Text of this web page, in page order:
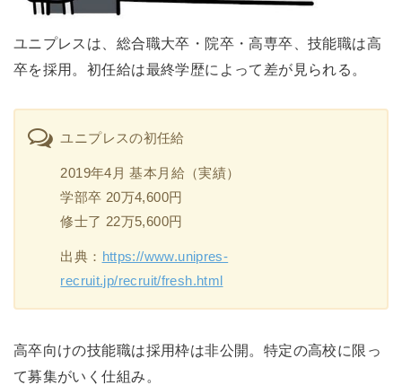
ユニプレスは、総合職大卒・院卒・高専卒、技能職は高
卒を採用。初任給は最終学歴によって差が見られる。
ユニプレスの初任給
2019年4月 基本月給（実績）
学部卒 20万4,600円
修士了 22万5,600円
出典： https://www.unipres-
recruit.jp/recruit/fresh.html
高卒向けの技能職は採用枠は非公開。特定の高校に限っ
て募集がいく仕組み。